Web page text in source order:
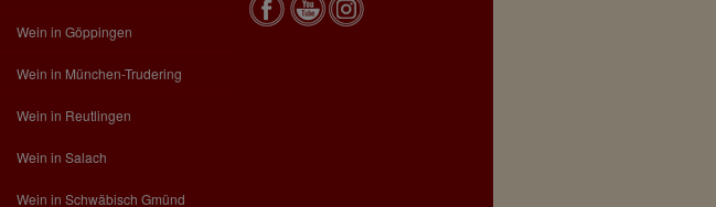
Wein in Göppingen
Wein in München-Trudering
Wein in Reutlingen
Wein in Salach
Wein in Schwäbisch Gmünd